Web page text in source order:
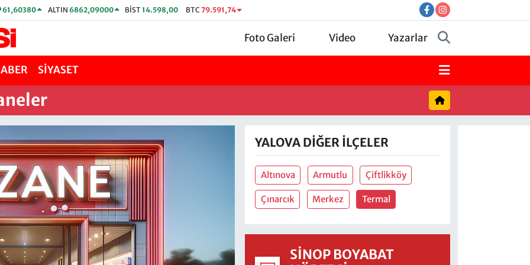
61,60380 ALTIN 6862,09000 BİST14.598,00 BTC 79.591,74
Foto Galeri Video Yazarlar
SİYASET
YALOVA DIĞER İLÇELER
Altınova Armutlu Çiftlikköy
Çınarcık Merkez Termal
SINOP BOYABAT